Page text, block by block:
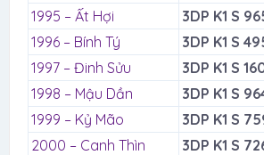
1995 – Ất Hợi
3DP K1 S
1996 – Bính Tý
3DP K1 S
1997 – Đinh Sửu
3DP K1 S
1998 – Mậu Dần
3DP K1 S
1999 – Kỷ Mão
3DP K1 S
2000 – Canh Thìn
3DP K1 S